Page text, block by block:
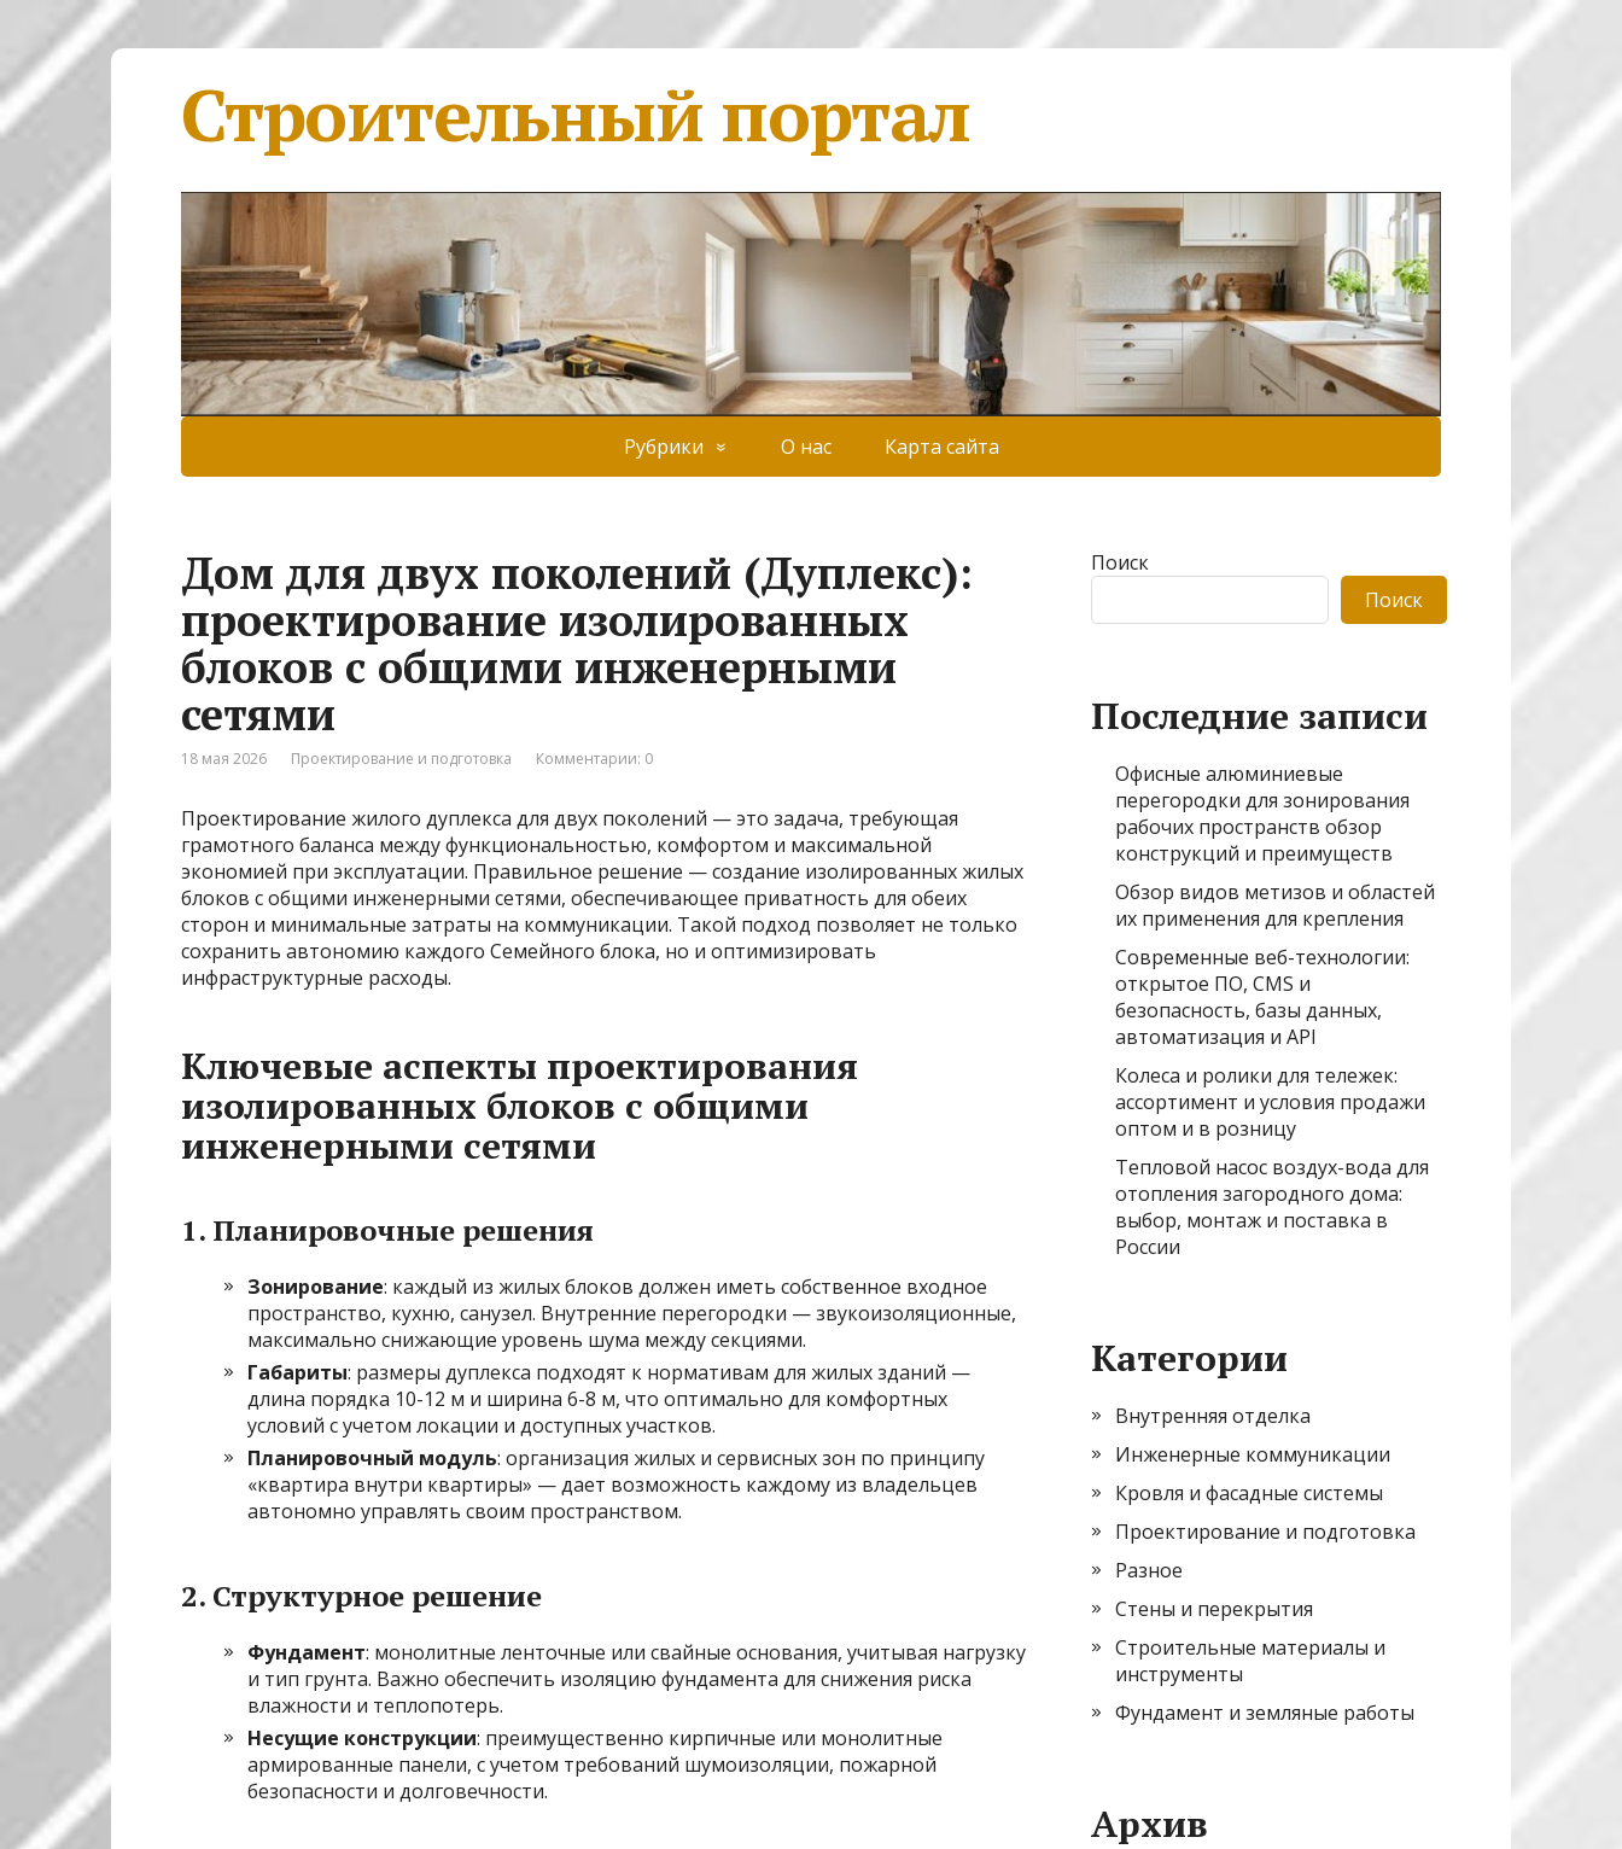
Строительный портал
Рубрики О нас Карта сайта
Дом для двух поколений (Дуплекс):
проектирование изолированных
блоков с общими инженерными
сетями
18 мая 2026 Проектирование и подготовка Комментарии: 0
Проектирование жилого дуплекса для двух поколений — это задача, требующая
грамотного баланса между функциональностью, комфортом и максимальной
экономией при эксплуатации. Правильное решение — создание изолированных жилых
блоков с общими инженерными сетями, обеспечивающее приватность для обеих
сторон и минимальные затраты на коммуникации. Такой подход позволяет не только
сохранить автономию каждого Семейного блока, но и оптимизировать
инфраструктурные расходы.
Ключевые аспекты проектирования
изолированных блоков с общими
инженерными сетями
1. Планировочные решения
Зонирование: каждый из жилых блоков должен иметь собственное входное
пространство, кухню, санузел. Внутренние перегородки — звукоизоляционные,
максимально снижающие уровень шума между секциями.
Габариты: размеры дуплекса подходят к нормативам для жилых зданий —
длина порядка 10-12 м и ширина 6-8 м, что оптимально для комфортных
условий с учетом локации и доступных участков.
Планировочный модуль: организация жилых и сервисных зон по принципу
«квартира внутри квартиры» — дает возможность каждому из владельцев
автономно управлять своим пространством.
2. Структурное решение
Фундамент: монолитные ленточные или свайные основания, учитывая нагрузку
и тип грунта. Важно обеспечить изоляцию фундамента для снижения риска
влажности и теплопотерь.
Несущие конструкции: преимущественно кирпичные или монолитные
армированные панели, с учетом требований шумоизоляции, пожарной
безопасности и долговечности.
Поиск
Поиск
Последние записи
Офисные алюминиевые
перегородки для зонирования
рабочих пространств обзор
конструкций и преимуществ
Обзор видов метизов и областей
их применения для крепления
Современные веб-технологии:
открытое ПО, CMS и
безопасность, базы данных,
автоматизация и API
Колеса и ролики для тележек:
ассортимент и условия продажи
оптом и в розницу
Тепловой насос воздух-вода для
отопления загородного дома:
выбор, монтаж и поставка в
России
Категории
Внутренняя отделка
Инженерные коммуникации
Кровля и фасадные системы
Проектирование и подготовка
Разное
Стены и перекрытия
Строительные материалы и
инструменты
Фундамент и земляные работы
Архив